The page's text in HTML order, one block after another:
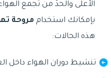
الأعلى والحدّ من تجمع
بإمكانك استخدام مروحة
هذه الحالات:
تنشيط دوران الهواء داخل